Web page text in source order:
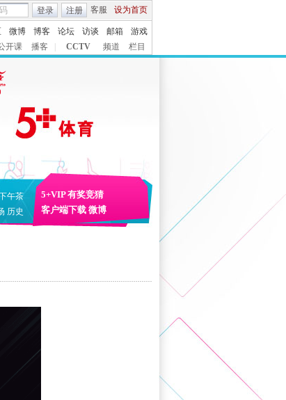
客服 设为首页
登录 注册
微博 博客 论坛 访谈 邮箱
游戏
开课 播客 CCTV 频道
栏目
午茶
历史
5+VIP 有奖竞猜
客户端下载 微博